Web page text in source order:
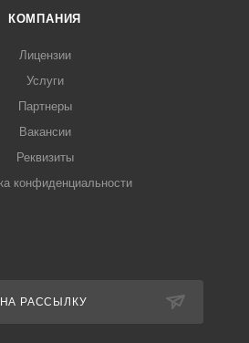
КОМПАНИЯ
Лицензии
Услуги
Партнеры
Вакансии
Реквизиты
конфиденциальности
РАССЫЛКУ